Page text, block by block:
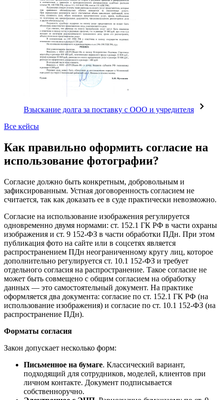
Взыскание долга за поставку с ООО и учредителя
Все кейсы
Как правильно оформить согласие на
использование фотографии?
Согласие должно быть конкретным, добровольным и
зафиксированным. Устная договоренность согласием не
считается, так как доказать ее в суде практически невозможно.
Согласие на использование изображения регулируется
одновременно двумя нормами: ст. 152.1 ГК РФ в части охраны
изображения и ст. 9 152-ФЗ в части обработки ПДн. При этом
публикация фото на сайте или в соцсетях является
распространением ПДн неограниченному кругу лиц, которое
дополнительно регулируется ст. 10.1 152-ФЗ и требует
отдельного согласия на распространение. Такое согласие не
может быть совмещено с общим согласием на обработку
данных — это самостоятельный документ. На практике
оформляется два документа: согласие по ст. 152.1 ГК РФ (на
использование изображения) и согласие по ст. 10.1 152-ФЗ (на
распространение ПДн).
Форматы согласия
Закон допускает несколько форм:
Письменное на бумаге. Классический вариант,
подходящий для сотрудников, моделей, клиентов при
личном контакте. Документ подписывается
собственноручно.